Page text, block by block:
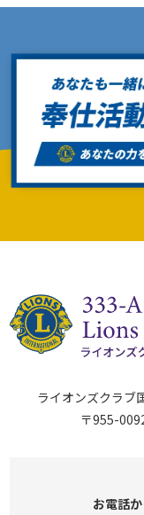
ライオンズクラブ
〒955-
お電話